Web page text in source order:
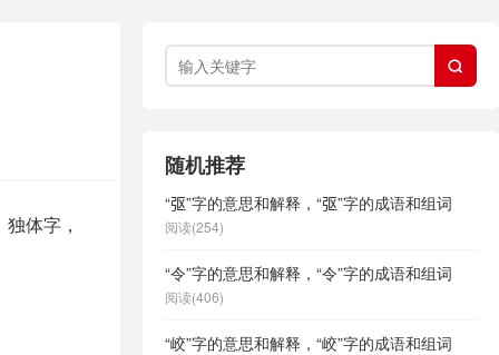
体字，

随机推荐
“𫸩”字的意思和解释，“𫸩”字的成语和组词
阅读(254)
“令”字的意思和解释，“令”字的成语和组词
阅读(406)
“峧”字的意思和解释，“峧”字的成语和组词